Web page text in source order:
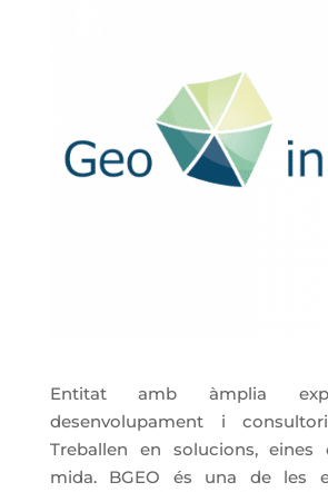
Entitat amb àmplia
desenvolupament i
Treballen en solucions,
mida. BGEO és una de les